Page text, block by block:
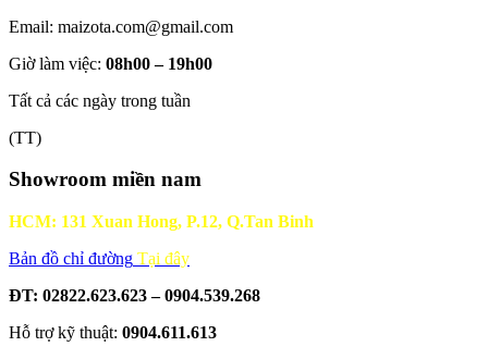
Email: maizota.com@gmail.com
Giờ làm việc: 08h00 – 19h00
Tất cả các ngày trong tuần
(TT)
Showroom miền nam
HCM: 131 Xuan Hong, P.12, Q.Tan Binh
Bản đồ chỉ đường Tại đây
ĐT: 02822.623.623 – 0904.539.268
Hỗ trợ kỹ thuật: 0904.611.613